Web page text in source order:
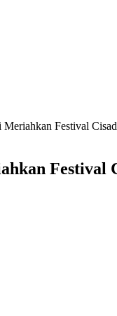
Festival
Festival